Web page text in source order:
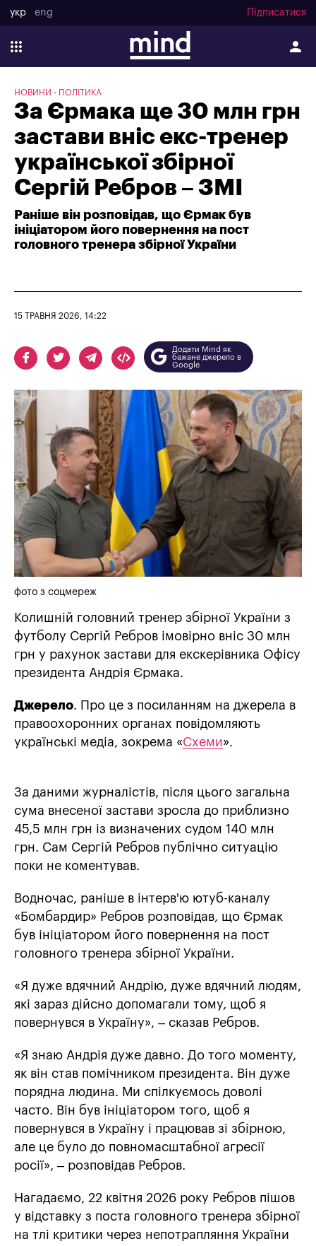
укр eng Підписатися
НОВИНИ ПОЛІТИКА
За Єрмака ще 30 млн грн
застави вніс екс-тренер
української збірної
Сергій Ребров – ЗМІ
Раніше він розповідав, що Єрмак був
ініціатором його повернення на пост
головного тренера збірної України
15 ТРАВНЯ 2026, 14:22
Додати Mind як
бажане джерело в
Google
фото з соцмереж
Колишній головний тренер збірної України з
футболу Сергій Ребров імовірно вніс 30 млн
грн у рахунок застави для екскерівника Офісу
президента Андрія Єрмака.
Джерело. Про це з посиланням на джерела в
правоохоронних органах повідомляють
українські медіа, зокрема «Схеми».
За даними журналістів, після цього загальна
сума внесеної застави зросла до приблизно
45,5 млн грн із визначених судом 140 млн
грн. Сам Сергій Ребров публічно ситуацію
поки не коментував.
Водночас, раніше в інтерв'ю ютуб-каналу
«Бомбардир» Ребров розповідав, що Єрмак
був ініціатором його повернення на пост
головного тренера збірної України.
«Я дуже вдячний Андрію, дуже вдячний людям,
які зараз дійсно допомагали тому, щоб я
повернувся в Україну», – сказав Ребров.
«Я знаю Андрія дуже давно. До того моменту,
як він став помічником президента. Він дуже
порядна людина. Ми спілкуємось доволі
часто. Він був ініціатором того, щоб я
повернувся в Україну і працював зі збірною,
але це було до повномасштабної агресії
росії», – розповідав Ребров.
Нагадаємо, 22 квітня 2026 року Ребров пішов
у відставку з поста головного тренера збірної
на тлі критики через непотрапляння України